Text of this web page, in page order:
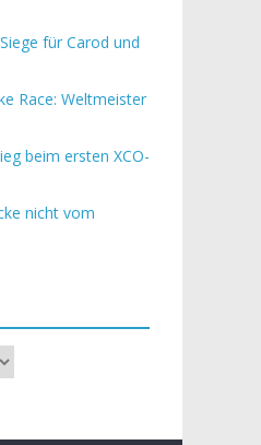
für Carod und
Race: Weltmeister
beim ersten XCO-
nicht vom